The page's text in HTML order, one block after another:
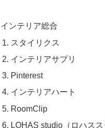
インテリア総合
スタイリクス
インテリアサプリ
Pinterest
インテリアハート
RoomClip
LOHAS studio（ロハスス